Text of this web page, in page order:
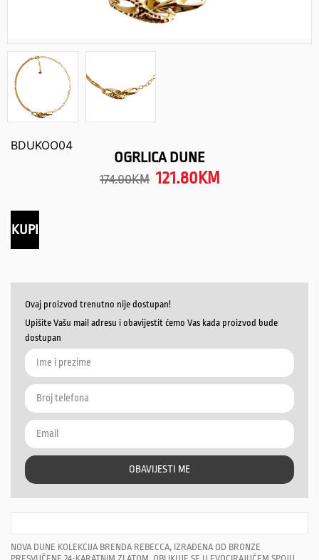
BDUKOO04
OGRLICA DUNE
174.00KM 121.80 KM
KUPI
Ovaj proizvod trenutno nije dostupan!
Upišite Vašu mail adresu i obavijestit ćemo Vas kada proizvod bude
dostupan
OBAVIJESTI ME
NOVA DUNE KOLEKCIJA BRENDA REBECCA, IZRAĐENA OD BRONZE